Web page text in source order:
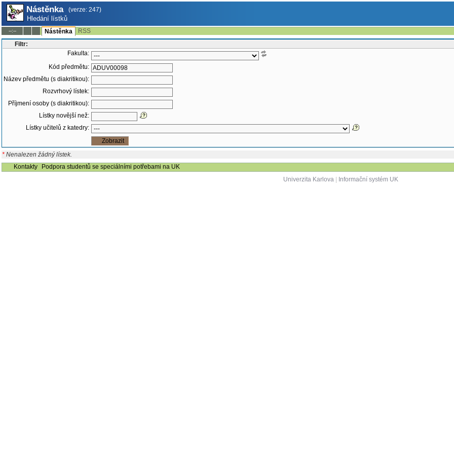
Nástěnka (verze: 247)
Hledání lístků
--:-- Nástěnka
RSS
Filtr:
Fakulta:
Kód předmětu:
Název předmětu (s diakritikou):
Rozvrhový lístek:
Příjmení osoby (s diakritikou):
Lístky novější než:
Lístky učitelů z katedry:
* Nenalezen žádný lístek.
Kontakty
Podpora studentů se speciálními potřebami na UK
Univerzita Karlova| Informační systém UK